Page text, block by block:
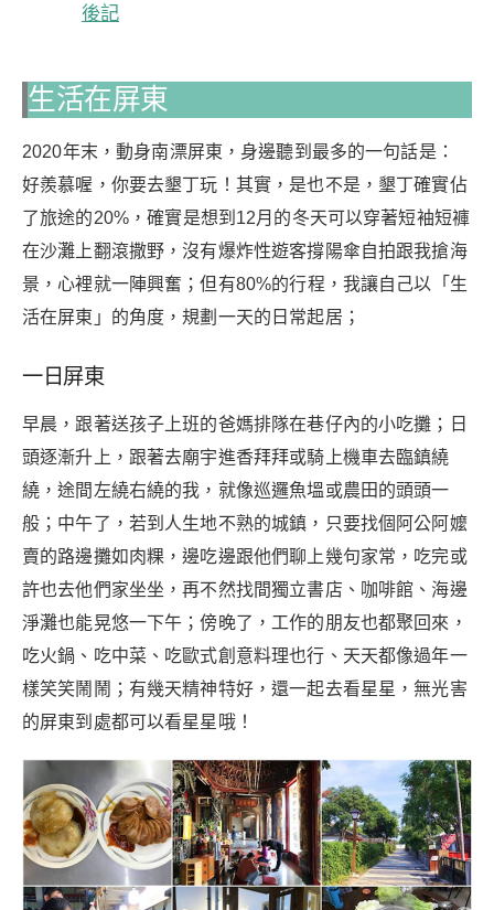
後記
生活在屏東
2020年末，動身南漂屏東，身邊聽到最多的一句話是：
好羨慕喔，你要去墾丁玩！其實，是也不是，墾丁確實佔
了旅途的20%，確實是想到12月的冬天可以穿著短袖短褲
在沙灘上翻滾撒野，沒有爆炸性遊客撐陽傘自拍跟我搶海
景，心裡就一陣興奮；但有80%的行程，我讓自己以「生
活在屏東」的角度，規劃一天的日常起居；
一日屏東
早晨，跟著送孩子上班的爸媽排隊在巷仔內的小吃攤；日
頭逐漸升上，跟著去廟宇進香拜拜或騎上機車去臨鎮繞
繞，途間左繞右繞的我，就像巡邏魚塭或農田的頭頭一
般；中午了，若到人生地不熟的城鎮，只要找個阿公阿嬤
賣的路邊攤如肉粿，邊吃邊跟他們聊上幾句家常，吃完或
許也去他們家坐坐，再不然找間獨立書店、咖啡館、海邊
淨灘也能晃悠一下午；傍晚了，工作的朋友也都聚回來，
吃火鍋、吃中菜、吃歐式創意料理也行、天天都像過年一
樣笑笑鬧鬧；有幾天精神特好，還一起去看星星，無光害
的屏東到處都可以看星星哦！